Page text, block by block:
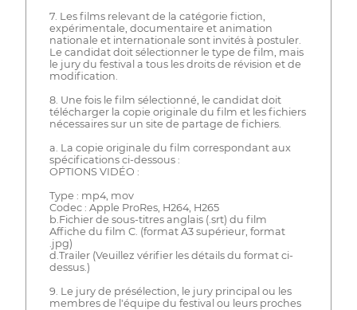
7. Les films relevant de la catégorie fiction,
expérimentale, documentaire et animation
nationale et internationale sont invités à postuler.
Le candidat doit sélectionner le type de film, mais
le jury du festival a tous les droits de révision et de
modification.
8. Une fois le film sélectionné, le candidat doit
télécharger la copie originale du film et les fichiers
nécessaires sur un site de partage de fichiers.
a. La copie originale du film correspondant aux
spécifications ci-dessous :
OPTIONS VIDÉO :
Type : mp4, mov
Codec : Apple ProRes, H264, H265
b.Fichier de sous-titres anglais (.srt) du film
Affiche du film C. (format A3 supérieur, format
.jpg)
d.Trailer (Veuillez vérifier les détails du format ci-
dessus.)
9. Le jury de présélection, le jury principal ou les
membres de l'équipe du festival ou leurs proches